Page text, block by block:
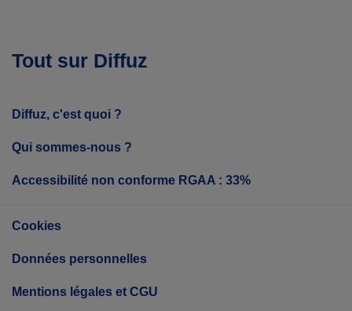
Tout sur Diffuz
Diffuz, c'est quoi ?
Qui sommes-nous ?
Accessibilité non conforme RGAA : 33%
Cookies
Données personnelles
Mentions légales et CGU